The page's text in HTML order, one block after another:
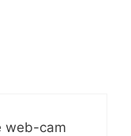
web-cam